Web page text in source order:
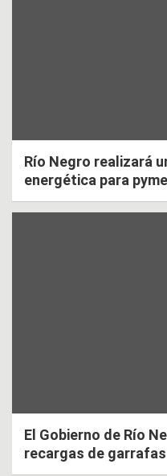
Río Negro realizará
energética para
El Gobierno de Río
recargas de garrafas